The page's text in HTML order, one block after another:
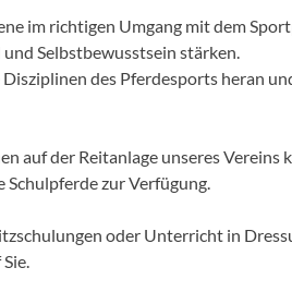
im richtigen Umgang mit dem
Selbstbewusstsein stärken.
des Pferdesports heran
auf der Reitanlage unseres Vereins
Schulpferde zur Verfügung.
oder Unterricht in